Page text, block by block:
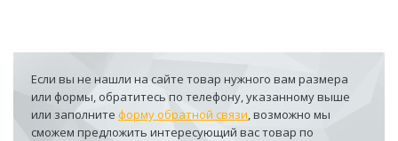
Если вы не нашли на сайте товар нужного вам размера
или формы, обратитесь по телефону, указанному выше
или заполните форму обратной связи, возможно мы
сможем предложить интересующий вас товар по